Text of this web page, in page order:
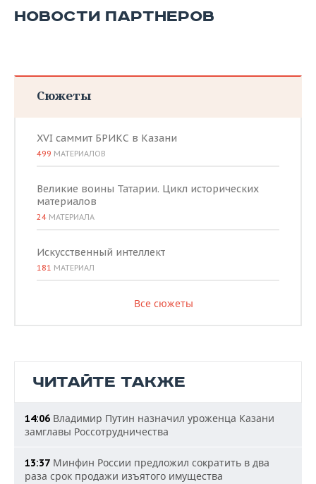
НОВОСТИ ПАРТНЕРОВ
Сюжеты
XVI саммит БРИКС в Казани
499 МАТЕРИАЛОВ
Великие воины Татарии. Цикл исторических
материалов
24 МАТЕРИАЛА
Искусственный интеллект
181 МАТЕРИАЛ
Все сюжеты
ЧИТАЙТЕ ТАКЖЕ
14:06 Владимир Путин назначил уроженца Казани
замглавы Россотрудничества
13:37 Минфин России предложил сократить в два
раза срок продажи изъятого имущества